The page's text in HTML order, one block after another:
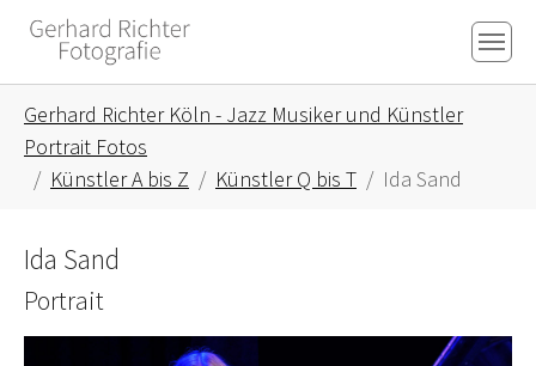
Skip to main content
Skip to page footer
Gerhard Richter Köln - Jazz Musiker und Künstler
Portrait Fotos
Künstler A bis Z
Künstler Q bis T Ida Sand
Ida Sand
Portrait
Show larger version for: